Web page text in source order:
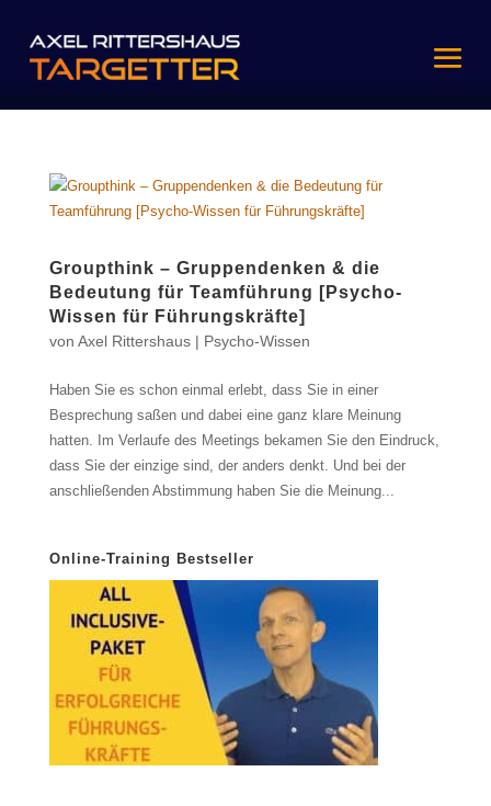
Groupthink – Gruppendenken & die
Bedeutung für Teamführung [Psycho-
Wissen für Führungskräfte]
von Axel Rittershaus| Psycho-Wissen
Haben Sie es schon einmal erlebt, dass Sie in einer
Besprechung saßen und dabei eine ganz klare Meinung
hatten. Im Verlaufe des Meetings bekamen Sie den Eindruck,
dass Sie der einzige sind, der anders denkt. Und bei der
anschließenden Abstimmung haben Sie die Meinung...
Online-Training Bestseller